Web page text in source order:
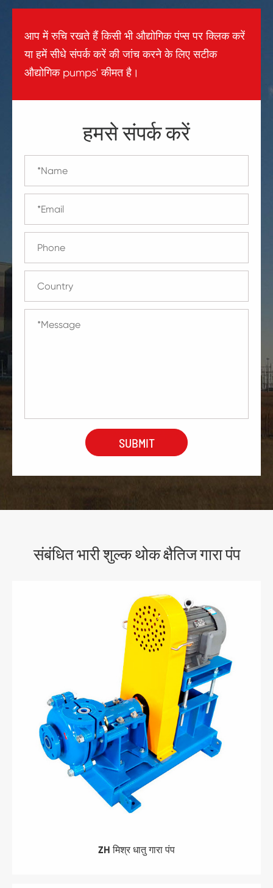
आप में रुचि रखते हैं किसी भी औद्योगिक पंप्स पर क्लिक करें
या हमें सीधे संपर्क करें की जांच करने के लिए सटीक
औद्योगिक pumps' कीमत है।
हमसे संपर्क करें
संबंधित भारी शुल्क थोक क्षैतिज गारा पंप
ZH मिश्र धातु गारा पंप